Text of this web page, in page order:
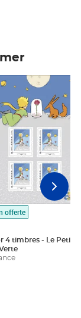
offerte
4 timbres - Le Petit